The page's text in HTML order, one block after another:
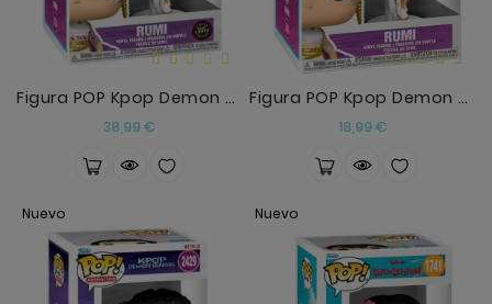
Figura POP Kpop Demon Hunters Rumi Chase
38,99 €
Figura POP Kpop Demon Hunters Rumi2
18,99 €Precio
Nuevo Nuevo